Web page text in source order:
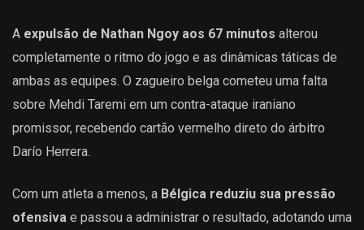
A expulsão de Nathan Ngoy aos 67 minutos alterou
completamente o ritmo do jogo e as dinâmicas táticas de
ambas as equipes. O zagueiro belga cometeu uma falta
sobre Mehdi Taremi em um contra-ataque iraniano
promissor, recebendo cartão vermelho direto do árbitro
Darío Herrera.
Com um atleta a menos, a Bélgica reduziu sua pressão
ofensiva e passou a administrar o resultado, adotando uma